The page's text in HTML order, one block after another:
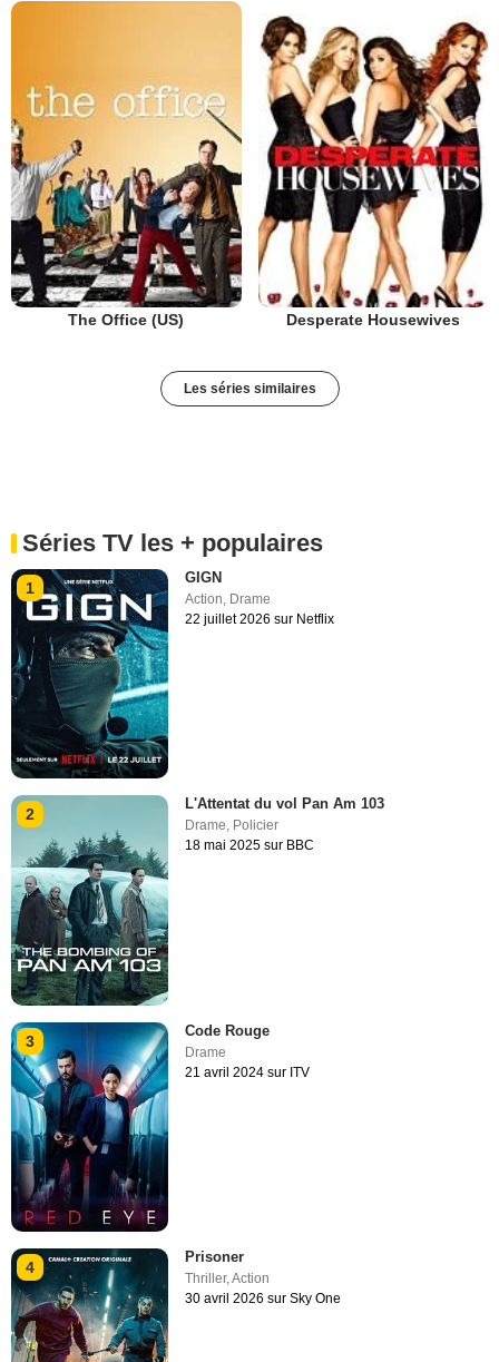
The Office (US) Desperate Housewives
Les séries similaires
Séries TV les + populaires
1
GIGN
Action, Drame
22 juillet 2026 sur Netflix
2
L'Attentat du vol Pan Am 103
Drame, Policier
18 mai 2025 sur BBC
3
Code Rouge
Drame
21 avril 2024 sur ITV
4
Prisoner
Thriller,Action
30 avril 2026 sur Sky One